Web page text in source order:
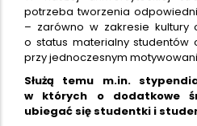
potrzeba tworzenia
– zarówno w zakresie kultury
o status materialny studentów
przy jednoczesnym
Służą temu m.in.
w których o dodatkowe
ubiegać się studentki i